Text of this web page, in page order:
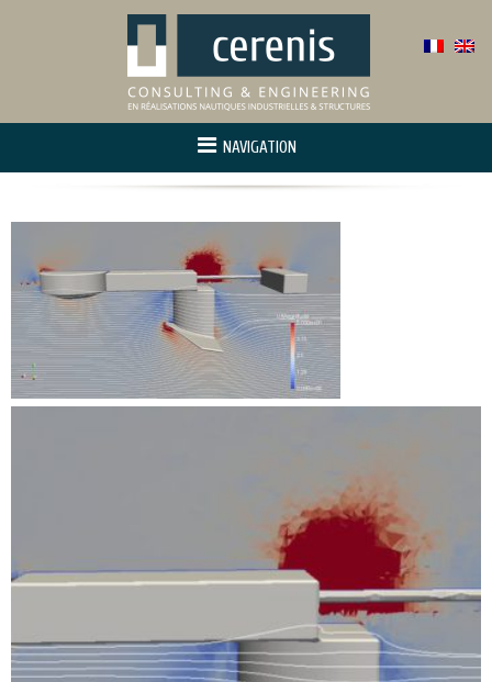
NAVIGATION
Activité
Maîtrise d’oeuvre
R&D – Innovation
Références